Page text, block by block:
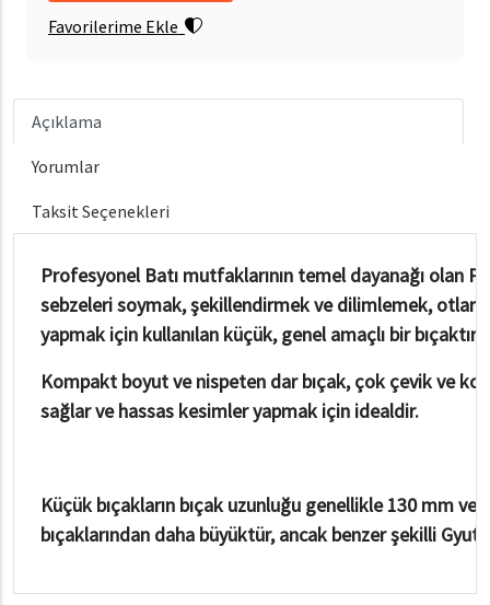
Favorilerime Ekle
Açıklama
Yorumlar
Taksit Seçenekleri
Profesyonel Batı mutfaklarının temel dayanağı olan
sebzeleri soymak, şekillendirmek ve dilimlemek,
yapmak için kullanılan küçük, genel amaçlı bir bıçaktır.
Kompakt boyut ve nispeten dar bıçak, çok çevik ve
sağlar ve hassas kesimler yapmak için idealdir.
Küçük bıçakların bıçak uzunluğu genellikle 130 mm ve
bıçaklarından daha büyüktür, ancak benzer şekilli